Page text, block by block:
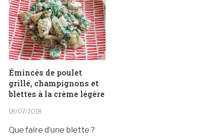
Émincés de poulet
grillé, champignons et
blettes à la crème légère
18/07/2018
Que faire d’une blette ?